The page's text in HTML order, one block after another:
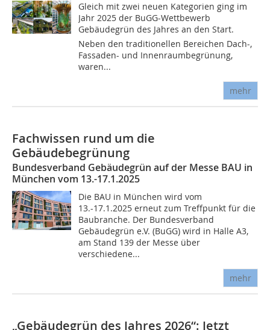
Gleich mit zwei neuen Kategorien ging im
Jahr 2025 der BuGG-Wettbewerb
Gebäudegrün des Jahres an den Start.
Neben den traditionellen Bereichen Dach-,
Fassaden- und Innenraumbegrünung,
waren...
mehr
Fachwissen rund um die
Gebäudebegrünung
Bundesverband Gebäudegrün auf der Messe BAU in
München vom 13.-17.1.2025
Die BAU in München wird vom
13.-17.1.2025 erneut zum Treffpunkt für die
Baubranche. Der Bundesverband
Gebäudegrün e.V. (BuGG) wird in Halle A3,
am Stand 139 der Messe über
verschiedene...
mehr
„Gebäudegrün des Jahres 2026“: Jetzt